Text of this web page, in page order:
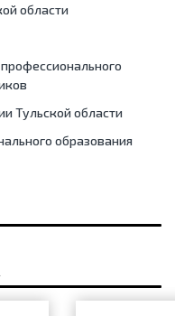
области
Тульской области
образования